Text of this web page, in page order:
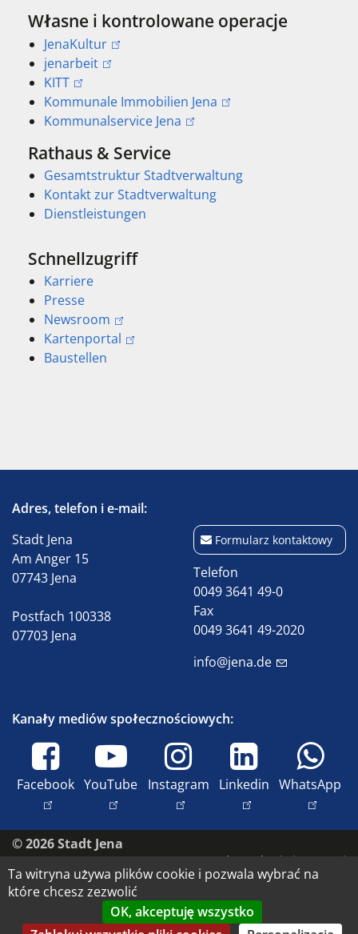
Własne i kontrolowane operacje
JenaKultur
jenarbeit
KITT
Kommunale Immobilien Jena
Kommunalservice Jena
Rathaus & Service
Gesamtstruktur Stadtverwaltung
Kontakt zur Stadtverwaltung
Dienstleistungen
Schnellzugriff
Karriere
Presse
Newsroom
Kartenportal
Baustellen
Adres, telefon i e-mail:
Stadt Jena
Am Anger 15
07743 Jena
Postfach 100338
07703 Jena
Formularz kontaktowy
Telefon
0049 3641 49-0
Fax
0049 3641 49-2020
info@jena.de
Kanały mediów społecznościowych:
Facebook YouTube Instagram Linkedin WhatsApp
© 2026 Stadt Jena
Skontaktuj się z nami
Dostępność
Ochrona danych
Nadruk
Ta witryna używa plików cookie i pozwala wybrać na
które chcesz zezwolić
OK, akceptuję wszystko